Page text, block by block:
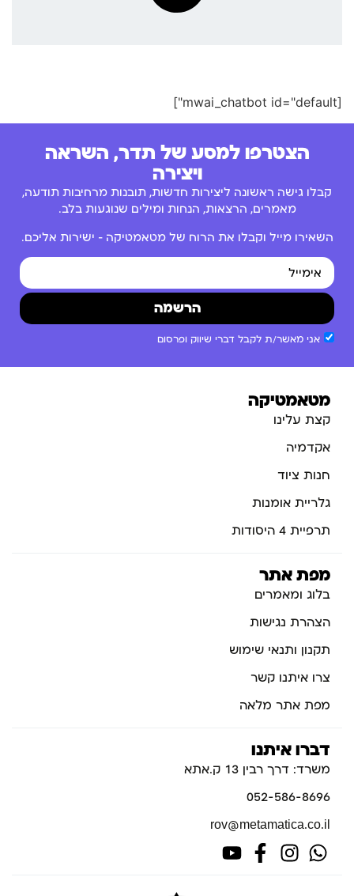
[mwai_chatbot id="default"]
הצטרפו למסע של תדר, השראה
ויצירה
קבלו גישה ראשונה ליצירות חדשות, תובנות מרחיבות תודעה,
מאמרים, הרצאות, הנחות ומילים שנוגעות בלב.
השאירו מייל וקבלו את הרוח של מטאמטיקה – ישירות אליכם.
אני מאשר/ת לקבל דברי שיווק ופרסום
הרשמה
מטאמטיקה
קצת עלינו
אקדמיה
חנות ציוד
גלריית אומנות
תרפיית 4 היסודות
מפת אתר
בלוג ומאמרים
הצהרת נגישות
תקנון ותנאי שימוש
צרו איתנו קשר
מפת אתר מלאה
דברו איתנו
משרד: דרך רבין 13 ק.אתא
052-586-8696
rov@metamatica.co.il